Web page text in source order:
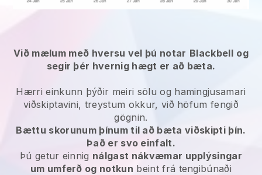
Við mælum með hversu vel þú notar Blackbell og
segir þér hvernig hægt er að bæta.
Hærri einkunn þýðir meiri sölu og hamingjusamari
viðskiptavini, treystum okkur, við höfum fengið
gögnin.
Bættu skorunum þínum til að bæta viðskipti þín.
Það er svo einfalt.
Þú getur einnig nálgast nákvæmar upplýsingar
um umferð og notkun beint frá tengibúnaði